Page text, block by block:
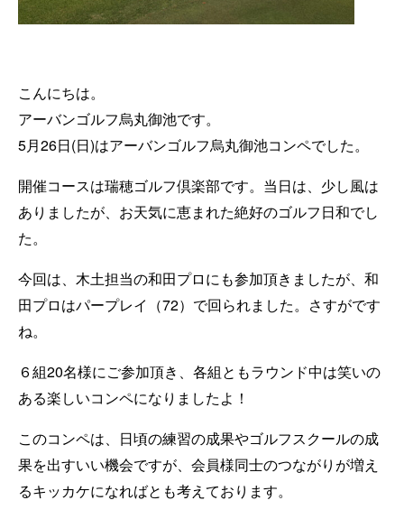
こんにちは。
アーバンゴルフ烏丸御池です。
5月26日(日)はアーバンゴルフ烏丸御池コンペでした。
開催コースは瑞穂ゴルフ倶楽部です。当日は、少し風は
ありましたが、お天気に恵まれた絶好のゴルフ日和でし
た。
今回は、木土担当の和田プロにも参加頂きましたが、和
田プロはパープレイ（72）で回られました。さすがです
ね。
６組20名様にご参加頂き、各組ともラウンド中は笑いの
ある楽しいコンペになりましたよ！
このコンペは、日頃の練習の成果やゴルフスクールの成
果を出すいい機会ですが、会員様同士のつながりが増え
るキッカケになればとも考えております。